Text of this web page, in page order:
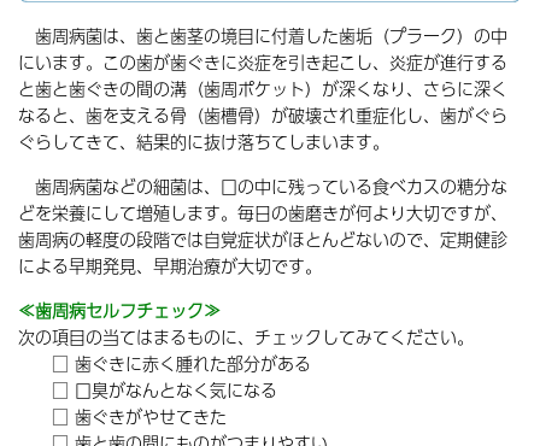
歯周病菌は、歯と歯茎の境目に付着した歯垢（プラーク）の中
にいます。この歯が歯ぐきに炎症を引き起こし、炎症が進行する
と歯と歯ぐきの間の溝（歯周ポケット）が深くなり、さらに深く
なると、歯を支える骨（歯槽骨）が破壊され重症化し、歯がぐら
ぐらしてきて、結果的に抜け落ちてしまいます。
歯周病菌などの細菌は、口の中に残っている食べカスの糖分な
どを栄養にして増殖します。毎日の歯磨きが何より大切ですが、
歯周病の軽度の段階では自覚症状がほとんどないので、定期健診
による早期発見、早期治療が大切です。
≪歯周病セルフチェック≫
次の項目の当てはまるものに、チェックしてみてください。
□ 歯ぐきに赤く腫れた部分がある
□ 口臭がなんとなく気になる
□ 歯ぐきがやせてきた